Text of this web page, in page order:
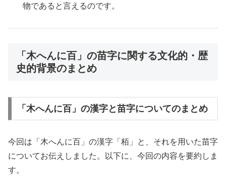
物であると言えるのです。
「木へんに百」の苗字に関する文化的・歴
史的背景のまとめ
「木へんに百」の漢字と苗字についてのまとめ
今回は「木へんに百」の漢字「栢」と、それを用いた苗字
についてお伝えしました。以下に、今回の内容を要約しま
す。